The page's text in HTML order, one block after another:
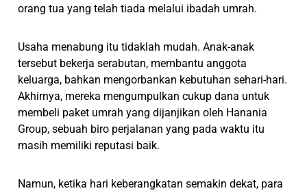
orang tua yang telah tiada melalui ibadah umrah.
Usaha menabung itu tidaklah mudah. Anak-anak
tersebut bekerja serabutan, membantu anggota
keluarga, bahkan mengorbankan kebutuhan sehari-hari.
Akhirnya, mereka mengumpulkan cukup dana untuk
membeli paket umrah yang dijanjikan oleh Hanania
Group, sebuah biro perjalanan yang pada waktu itu
masih memiliki reputasi baik.
Namun, ketika hari keberangkatan semakin dekat, para